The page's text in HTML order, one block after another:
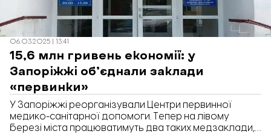
06.03.2025 | 13:41
15,6 млн гривень економії: у
Запоріжжі об’єднали заклади
«первинки»
У Запоріжжі реорганізували Центри первинної
медико-санітарної допомоги. Тепер на лівому
березі міста працюватимуть два таких медзаклади,